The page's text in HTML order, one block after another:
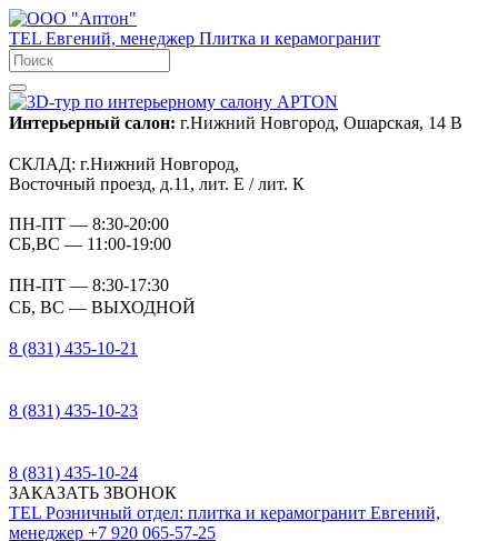
TEL Евгений, менеджер Плитка и керамогранит
Интерьерный салон: г.Нижний Новгород, Ошарская, 14 В
СКЛАД: г.Нижний Новгород,
Восточный проезд, д.11, лит. Е / лит. К
ПН-ПТ — 8:30-20:00
СБ,ВС — 11:00-19:00
ПН-ПТ — 8:30-17:30
СБ, ВС — ВЫХОДНОЙ
8 (831) 435-10-21
8 (831) 435-10-23
8 (831) 435-10-24
ЗАКАЗАТЬ ЗВОНОК
TEL Розничный отдел: плитка и керамогранит Евгений,
менеджер +7 920 065-57-25